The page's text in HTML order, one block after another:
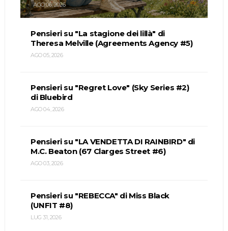
AGO 06, 2026
Pensieri su "La stagione dei lillà" di
Theresa Melville (Agreements Agency #5)
AGO 05, 2026
Pensieri su "Regret Love" (Sky Series #2)
di Bluebird
AGO 04, 2026
Pensieri su "LA VENDETTA DI RAINBIRD" di
M.C. Beaton (67 Clarges Street #6)
AGO 03, 2026
Pensieri su "REBECCA" di Miss Black
(UNFIT #8)
LUG 31, 2026